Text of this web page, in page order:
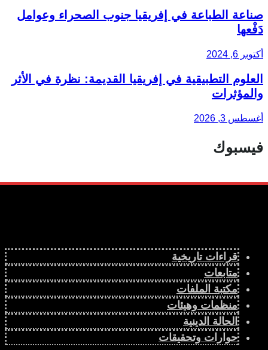
صناعة الطباعة في إفريقيا جنوب الصحراء وعوامل
دَفْعها
أكتوبر 6, 2024
العلوم التطبيقية في إفريقيا القديمة: نظرة في الأثر
والمؤثرات
أغسطس 3, 2026
فيسبوك
قراءات تاريخية
متابعات
مكتبة الملفات
منظمات وهيئات
الحالة الدينية
حوارات وتحقيقات